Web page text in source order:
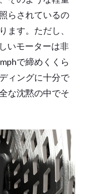
らされているの
ます。ただし、
いモーターは非
で締めくくら
ィングに十分で
な沈黙の中でそ